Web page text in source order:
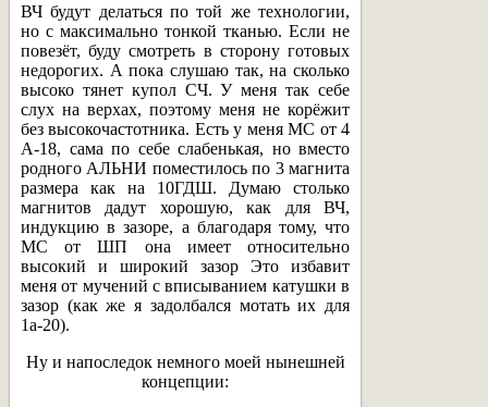
ВЧ будут делаться по той же технологии,
но с максимально тонкой тканью. Если не
повезёт, буду смотреть в сторону готовых
недорогих. А пока слушаю так, на сколько
высоко тянет купол СЧ. У меня так себе
слух на верхах, поэтому меня не корёжит
без высокочастотника. Есть у меня МС от 4
А-18, сама по себе слабенькая, но вместо
родного АЛЬНИ поместилось по 3 магнита
размера как на 10ГДШ. Думаю столько
магнитов дадут хорошую, как для ВЧ,
индукцию в зазоре, а благодаря тому, что
МС от ШП она имеет относительно
высокий и широкий зазор Это избавит
меня от мучений с вписыванием катушки в
зазор (как же я задолбался мотать их для
1а-20).
Ну и напоследок немного моей нынешней
концепции: